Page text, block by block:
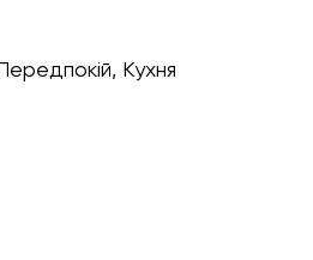
Кухня